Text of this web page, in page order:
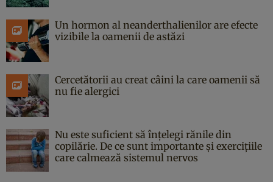
Un hormon al neanderthalienilor are efecte
vizibile la oamenii de astăzi
Cercetătorii au creat câini la care oamenii să
nu fie alergici
Nu este suficient să înțelegi rănile din
copilărie. De ce sunt importante și exercițiile
care calmează sistemul nervos